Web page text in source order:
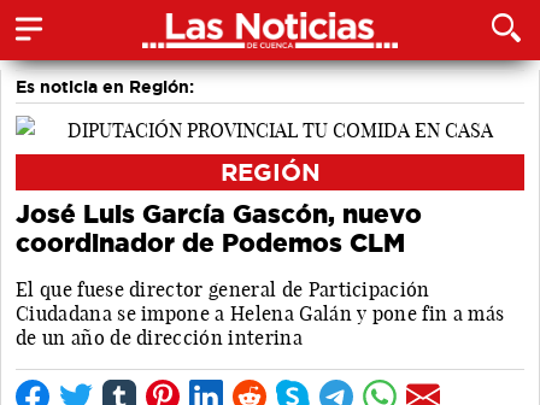
Es noticia en Región:
REGIÓN
José Luis García Gascón, nuevo
coordinador de Podemos CLM
El que fuese director general de Participación
Ciudadana se impone a Helena Galán y pone fin a más
de un año de dirección interina